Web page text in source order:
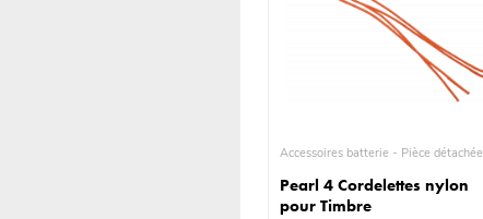
Accessoires batterie - Pièce détachée
Pearl 4 Cordelettes nylon
pour Timbre